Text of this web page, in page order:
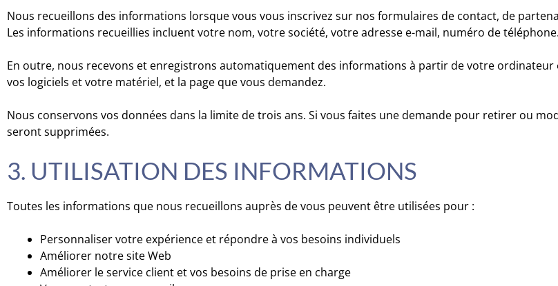
Nous recueillons des informations lorsque vous vous inscrivez sur nos formulaires de contact, de
Les informations recueillies incluent votre nom, votre société, votre adresse e-mail, numéro de téléphone.
En outre, nous recevons et enregistrons automatiquement des informations à partir de votre ordinateur
vos logiciels et votre matériel, et la page que vous demandez.
Nous conservons vos données dans la limite de trois ans. Si vous faites une demande pour retirer ou
seront supprimées.
3. UTILISATION DES INFORMATIONS
Toutes les informations que nous recueillons auprès de vous peuvent être utilisées pour :
Personnaliser votre expérience et répondre à vos besoins individuels
Améliorer notre site Web
Améliorer le service client et vos besoins de prise en charge